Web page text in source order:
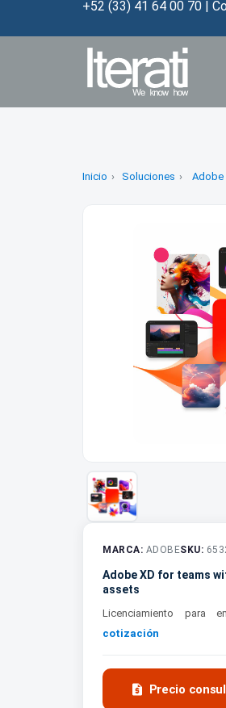
+52 (33) 41 64 00 70 |
Inicio Soluciones Adobe
MARCA: ADOBESKU:
Adobe XD for teams
assets
Licenciamiento para
cotización
 Precio